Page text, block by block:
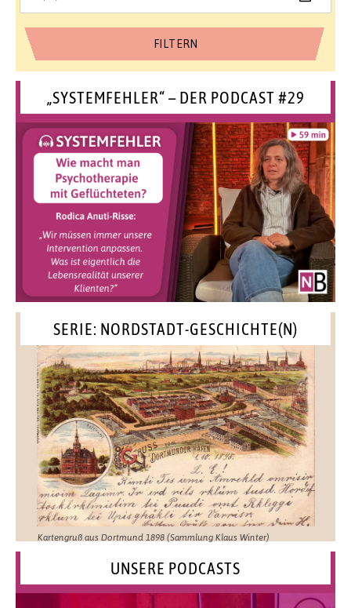
„SYSTEMFEHLER“ – DER PODCAST #29
SERIE: NORDSTADT-GESCHICHTE(N)
Kartengruß aus Dortmund 1898 (Sammlung Klaus Winter)
UNSERE PODCASTS